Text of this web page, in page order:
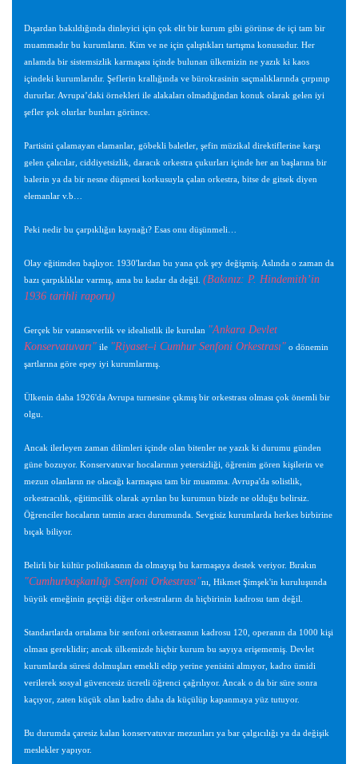
Dışardan bakıldığında dinleyici için çok elit bir kurum gibi görünse de içi tam bir
muammadır bu kurumların. Kim ve ne için çalıştıkları tartışma konusudur. Her
anlamda bir sistemsizlik karmaşası içinde bulunan ülkemizin ne yazık ki kaos
içindeki kurumlarıdır. Şeflerin krallığında ve bürokrasinin saçmalıklarında çırpınıp
dururlar. Avrupa’daki örnekleri ile alakaları olmadığından konuk olarak gelen iyi
şefler şok olurlar bunları görünce.
Partisini çalamayan elamanlar, göbekli baletler, şefin müzikal direktiflerine karşı
gelen çalıcılar, ciddiyetsizlik, daracık orkestra çukurları içinde her an başlarına bir
balerin ya da bir nesne düşmesi korkusuyla çalan orkestra, bitse de gitsek diyen
elemanlar v.b…
Peki nedir bu çarpıklığın kaynağı? Esas onu düşünmeli…
Olay eğitimden başlıyor. 1930'lardan bu yana çok şey değişmiş. Aslında o zaman da
bazı çarpıklıklar varmış, ama bu kadar da değil. (Bakınız: P. Hindemith’in
1936 tarihli raporu)
Gerçek bir vatanseverlik ve idealistlik ile kurulan "Ankara Devlet
Konservatuvarı" ile "Riyaset–i Cumhur Senfoni Orkestrası" o dönemin
şartlarına göre epey iyi kurumlarmış.
Ülkenin daha 1926'da Avrupa turnesine çıkmış bir orkestrası olması çok önemli bir
olgu.
Ancak ilerleyen zaman dilimleri içinde olan bitenler ne yazık ki durumu günden
güne bozuyor. Konservatuvar hocalarının yetersizliği, öğrenim gören kişilerin ve
mezun olanların ne olacağı karmaşası tam bir muamma. Avrupa'da solistlik,
orkestracılık, eğitimcilik olarak ayrılan bu kurumun bizde ne olduğu belirsiz.
Öğrenciler hocaların tatmin aracı durumunda. Sevgisiz kurumlarda herkes birbirine
bıçak biliyor.
Belirli bir kültür politikasının da olmayışı bu karmaşaya destek veriyor. Bırakın
"Cumhurbaşkanlığı Senfoni Orkestrası"nı, Hikmet Şimşek'in kuruluşunda
büyük emeğinin geçtiği diğer orkestraların da hiçbirinin kadrosu tam değil.
Standartlarda ortalama bir senfoni orkestrasının kadrosu 120, operanın da 1000 kişi
olması gereklidir; ancak ülkemizde hiçbir kurum bu sayıya erişememiş. Devlet
kurumlarda süresi dolmuşları emekli edip yerine yenisini almıyor, kadro ümidi
verilerek sosyal güvencesiz ücretli öğrenci çağrılıyor. Ancak o da bir süre sonra
kaçıyor, zaten küçük olan kadro daha da küçülüp kapanmaya yüz tutuyor.
Bu durumda çaresiz kalan konservatuvar mezunları ya bar çalgıcılığı ya da değişik
meslekler yapıyor.